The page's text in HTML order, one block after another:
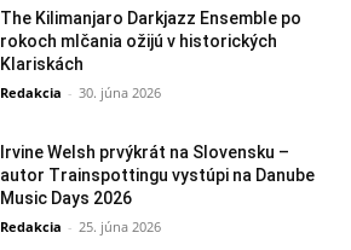
The Kilimanjaro Darkjazz Ensemble po
rokoch mlčania ožijú v historických
Klariskách
Redakcia - 30. júna 2026
Irvine Welsh prvýkrát na Slovensku –
autor Trainspottingu vystúpi na Danube
Music Days 2026
Redakcia - 25. júna 2026